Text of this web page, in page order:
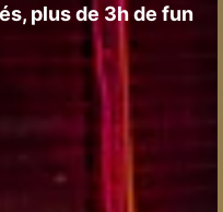
plus de 3h de fun